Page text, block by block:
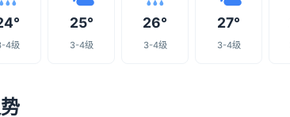
4级
25°
3-4级
26°
3-4级
27°
3-4级